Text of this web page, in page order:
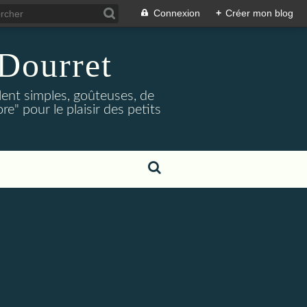
Connexion + Créer mon blog
simples, goûteuses, de
pour le plaisir des petits